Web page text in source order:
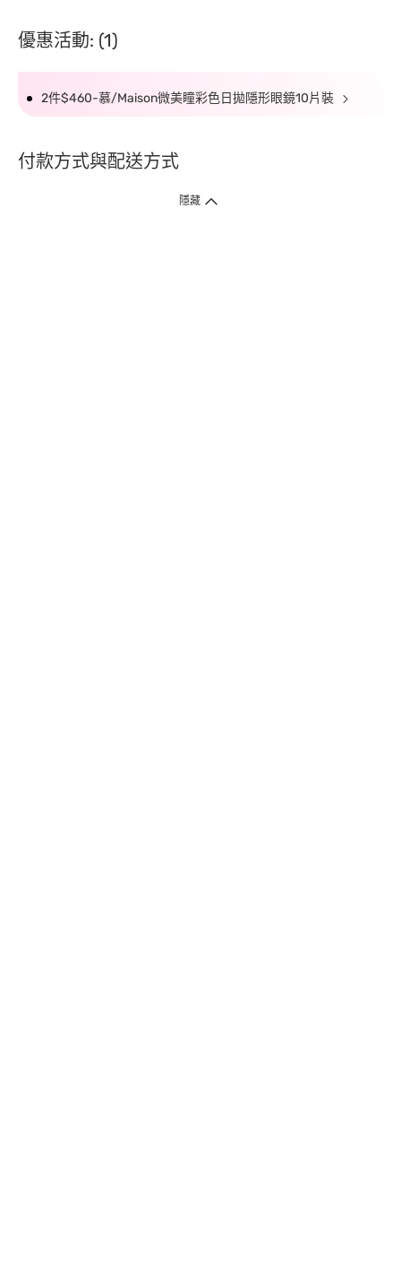
優惠活動: (1)
2件$460-慕/Maison微美瞳彩色日拋隱形眼鏡10片裝
付款方式與配送方式
隱藏